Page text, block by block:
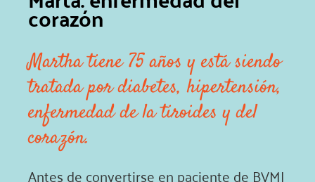
corazón
Martha tiene 75 años y está siendo
tratada por diabetes, hipertensión,
enfermedad de la tiroides y del
corazón.
Antes de convertirse en paciente de BVMI